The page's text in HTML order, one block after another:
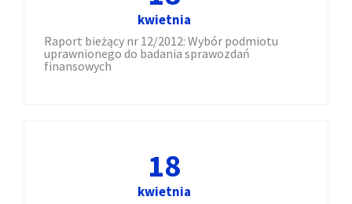
kwietnia
Raport bieżący nr 12/2012: Wybór podmiotu
uprawnionego do badania sprawozdań
finansowych
18
kwietnia